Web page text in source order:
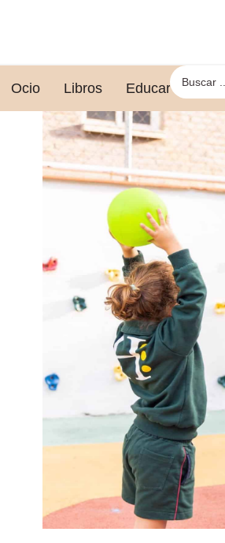
Ocio Libros Educar leyendo